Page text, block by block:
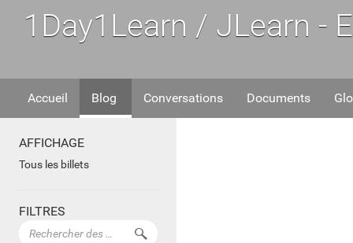
1Day1Learn / JLearn -
Accueil Blog Conversations Documents
AFFICHAGE
Tous les billets
FILTRES